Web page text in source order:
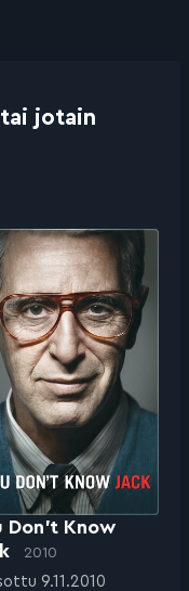
tai jotain
Don’t Know
2010
9.11.2010